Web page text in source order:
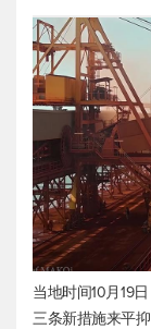
当地时间10月19
三条新措施来平抑